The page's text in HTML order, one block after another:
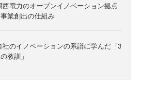
西電力のオープンイノベーション拠点
業創出の仕組み
社のイノベーションの系譜に学んだ「3
教訓」